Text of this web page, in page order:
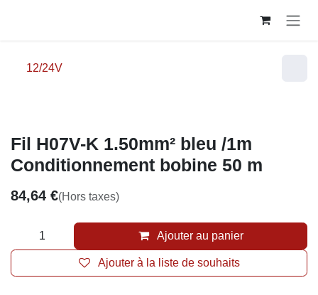
12/24V
Fil H07V-K 1.50mm² bleu /1m
Conditionnement bobine 50 m
84,64 €(Hors taxes)
Ajouter au panier
Ajouter à la liste de souhaits